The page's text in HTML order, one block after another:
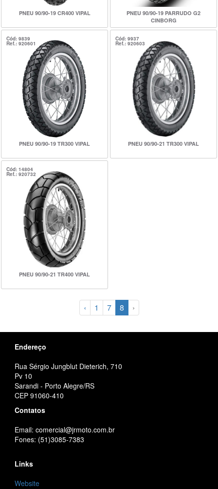
PNEU 90/90-19 CR400 VIPAL
PNEU 90/90-19 PARRUDO G2
CINBORG
Cód: 9839
Ref.: 920601
PNEU 90/90-19 TR300 VIPAL
Cód: 9937
Ref.: 920603
PNEU 90/90-21 TR300 VIPAL
Cód: 14804
Ref.: 920732
PNEU 90/90-21 TR400 VIPAL
‹ 1 7 8 ›
Endereço
Rua Sérgio Jungblut Dieterich, 710
Pv 10
Sarandi - Porto Alegre/RS
CEP 91060-410
Contatos
Email: comercial@jrmoto.com.br
Fones: (51)3085-7383
Links
Website